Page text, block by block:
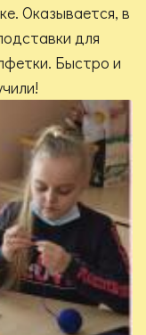
Оказывается, в
для
Быстро и